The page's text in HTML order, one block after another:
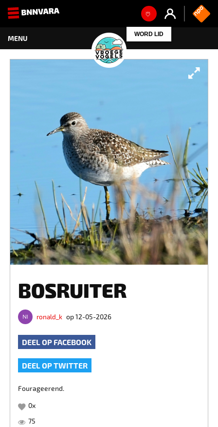
WORD LID
BOSRUITER
ronald_k op 12-05-2026
DEEL OP FACEBOOK
DEEL OP TWITTER
Fourageerend.
0x
75